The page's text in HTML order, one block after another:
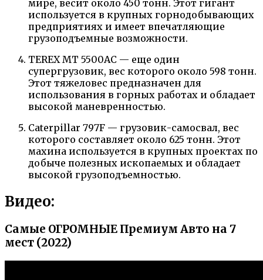
мире, весит около 450 тонн. Этот гигант
используется в крупных горнодобывающих
предприятиях и имеет впечатляющие
грузоподъемные возможности.
TEREX MT 5500AC — еще один
супергрузовик, вес которого около 598 тонн.
Этот тяжеловес предназначен для
использования в горных работах и обладает
высокой маневренностью.
Caterpillar 797F — грузовик-самосвал, вес
которого составляет около 625 тонн. Этот
махина используется в крупных проектах по
добыче полезных ископаемых и обладает
высокой грузоподъемностью.
Видео:
Самые ОГРОМНЫЕ Премиум Авто на 7
мест (2022)